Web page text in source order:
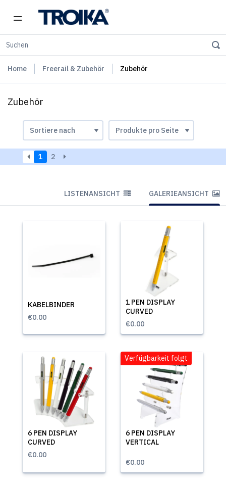
Home Freerail & Zubehör Zubehör
Zubehör
1 2
LISTENANSICHT GALERIEANSICHT
KABELBINDER
€0.00
1 PEN DISPLAY
CURVED
€0.00
6 PEN DISPLAY
CURVED
€0.00
6 PEN DISPLAY
VERTICAL
Verfügbarkeit folgt
€0.00